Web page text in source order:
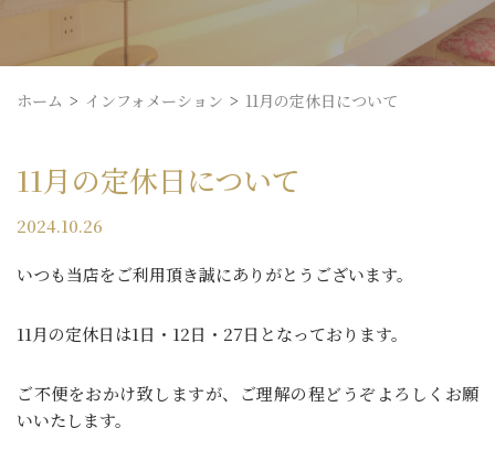
ホーム インフォメーション 11月の定休日について
11月の定休日について
2024.10.26
いつも当店をご利用頂き誠にありがとうございます。
11月の定休日は1日・12日・27日となっております。
ご不便をおかけ致しますが、ご理解の程どうぞよろしくお願
いいたします。